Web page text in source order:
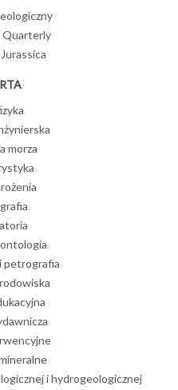
Quarterly
morza
petrografia
i hydrogeologicznej